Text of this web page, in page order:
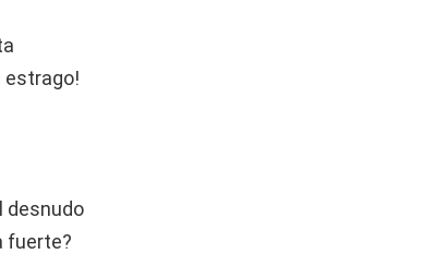
estrago!
desnudo
fuerte?